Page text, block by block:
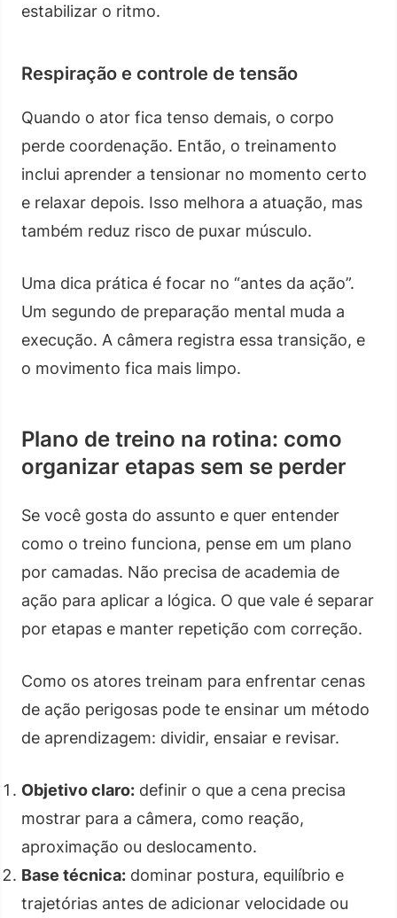
estabilizar o ritmo.
Respiração e controle de tensão
Quando o ator fica tenso demais, o corpo
perde coordenação. Então, o treinamento
inclui aprender a tensionar no momento certo
e relaxar depois. Isso melhora a atuação, mas
também reduz risco de puxar músculo.
Uma dica prática é focar no “antes da ação”.
Um segundo de preparação mental muda a
execução. A câmera registra essa transição, e
o movimento fica mais limpo.
Plano de treino na rotina: como
organizar etapas sem se perder
Se você gosta do assunto e quer entender
como o treino funciona, pense em um plano
por camadas. Não precisa de academia de
ação para aplicar a lógica. O que vale é separar
por etapas e manter repetição com correção.
Como os atores treinam para enfrentar cenas
de ação perigosas pode te ensinar um método
de aprendizagem: dividir, ensaiar e revisar.
Objetivo claro: definir o que a cena precisa
mostrar para a câmera, como reação,
aproximação ou deslocamento.
Base técnica: dominar postura, equilíbrio e
trajetórias antes de adicionar velocidade ou